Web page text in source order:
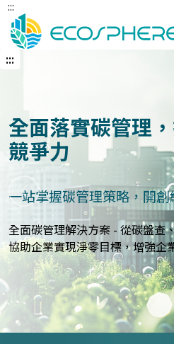
跳
到
中
內
:::
:::
建立企業永續發
打造符合國際標準的永續報
永續報告與ESG評估服務 - 精準
GRI、
SASB等國際標準的報告策略，
上一張